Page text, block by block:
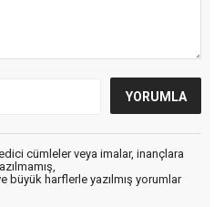
cümleler veya imalar, inançlara
büyük harflerle yazılmış yorumlar